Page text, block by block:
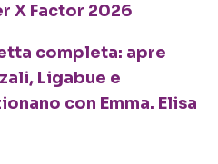
X Factor 2026
completa: apre
Ligabue e
con Emma. Elisa